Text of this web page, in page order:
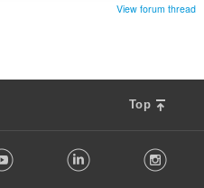
View forum thread
Top
Youtube LinkedIn